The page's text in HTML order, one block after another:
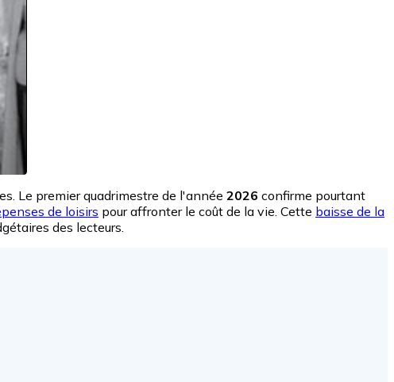
Le premier quadrimestre de l'année 2026 confirme pourtant
de loisirs pour affronter le coût de la vie. Cette baisse de la
des lecteurs.